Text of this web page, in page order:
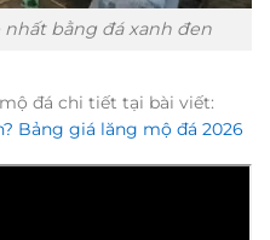
nhất bằng đá xanh đen
đá chi tiết tại bài viết:
Bảng giá lăng mộ đá 2026